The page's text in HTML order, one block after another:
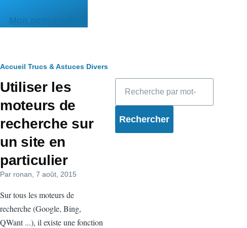
Mon pense-bête
Fil
d'Ariane
Accueil Trucs & Astuces Divers
Utiliser les
moteurs de
recherche sur
un site en
particulier
Par ronan , 7 août, 2015
Sur tous les moteurs de
recherche (Google, Bing,
QWant ...), il existe une fonction